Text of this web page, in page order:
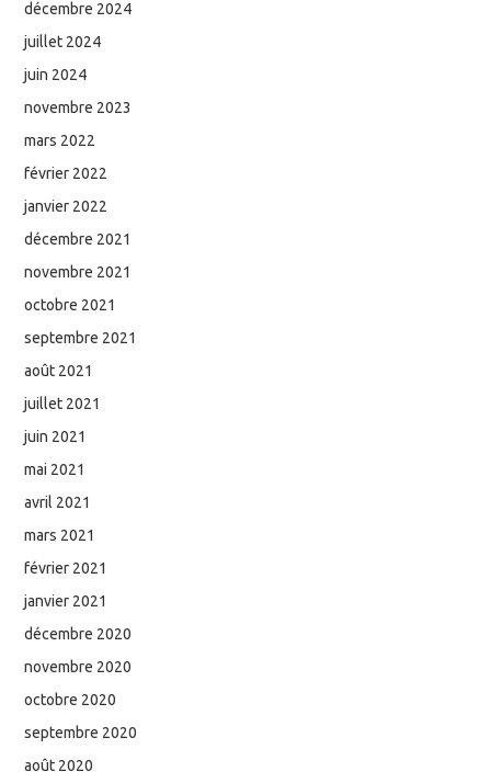
décembre 2024
juillet 2024
juin 2024
novembre 2023
mars 2022
février 2022
janvier 2022
décembre 2021
novembre 2021
octobre 2021
septembre 2021
août 2021
juillet 2021
juin 2021
mai 2021
avril 2021
mars 2021
février 2021
janvier 2021
décembre 2020
novembre 2020
octobre 2020
septembre 2020
août 2020